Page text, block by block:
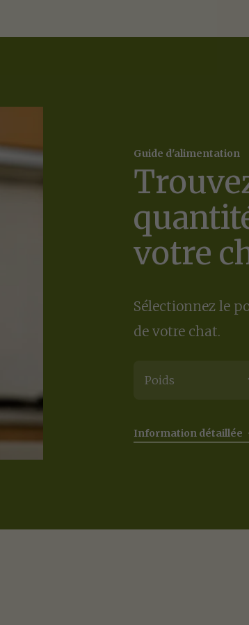
Guide d'alimentation
votre
Sélectionnez le
de votre chat.
Poids
Information détaillée